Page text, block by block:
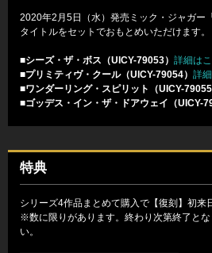
2020年2月5日（水）発売ミック・ジャガー
タイトルをセットでおもとめいただけます。
■シーズ・ザ・ボス（UICY-79053） 詳細は
■プリミティヴ・クール（UICY-79054） 詳
■ワンダーリング・スピリット（UICY-79055
■ゴッデス・イン・ザ・ドアウェイ（UICY-
特典
シリーズ4作品まとめて購入で【復刻】初来
※数に限りがあります。終わり次第終了と
い。